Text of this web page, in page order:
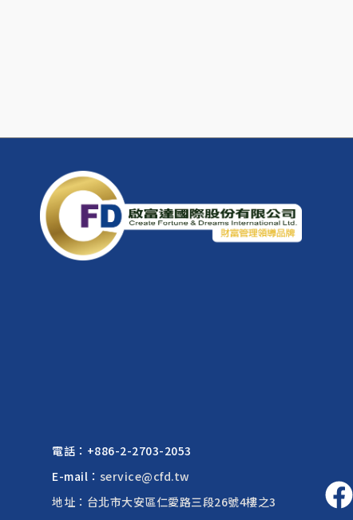
電話： +886-2-2703-2053
E-mail： service@cfd.tw
地址：台北市大安區仁愛路三段26號4樓之3